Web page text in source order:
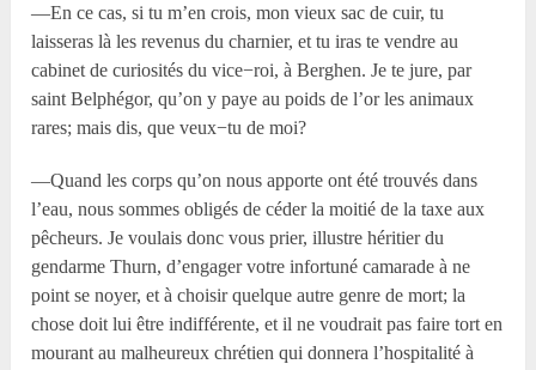
—En ce cas, si tu m’en crois, mon vieux sac de cuir, tu
laisseras là les revenus du charnier, et tu iras te vendre au
cabinet de curiosités du vice−roi, à Berghen. Je te jure, par
saint Belphégor, qu’on y paye au poids de l’or les animaux
rares; mais dis, que veux−tu de moi?
—Quand les corps qu’on nous apporte ont été trouvés dans
l’eau, nous sommes obligés de céder la moitié de la taxe aux
pêcheurs. Je voulais donc vous prier, illustre héritier du
gendarme Thurn, d’engager votre infortuné camarade à ne
point se noyer, et à choisir quelque autre genre de mort; la
chose doit lui être indifférente, et il ne voudrait pas faire tort en
mourant au malheureux chrétien qui donnera l’hospitalité à